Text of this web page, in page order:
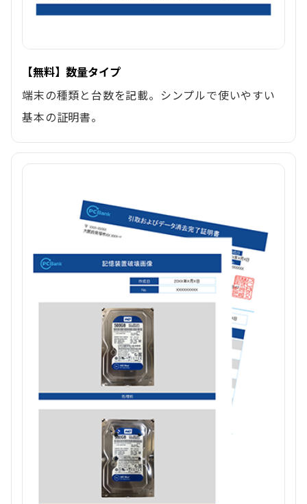
【無料】数量タイプ
端末の種類と台数を記載。シンプルで使いやすい
基本の証明書。